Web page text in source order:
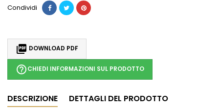
Condividi
 DOWNLOAD PDF
help_outlineCHIEDI INFORMAZIONI SUL PRODOTTO
DESCRIZIONE
DETTAGLI DEL PRODOTTO